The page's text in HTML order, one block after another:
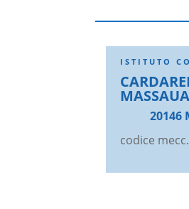
ISTITUTO
MASSAUA
20146
codice